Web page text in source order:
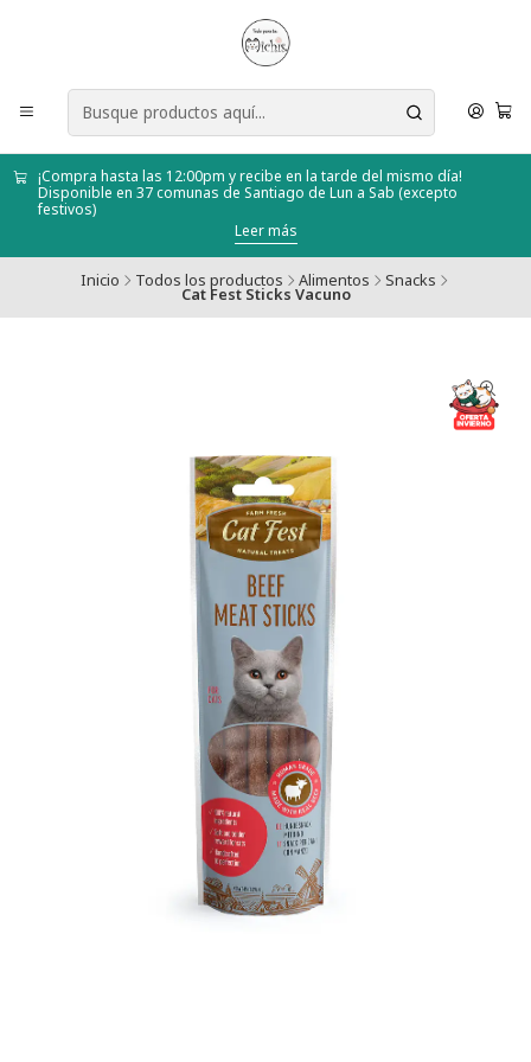
¡Compra hasta las 12:00pm y recibe en la tarde del mismo día!
Disponible en 37 comunas de Santiago de Lun a Sab (excepto
festivos)
Leer más
Inicio Todos los productos Alimentos Snacks
Cat Fest Sticks Vacuno